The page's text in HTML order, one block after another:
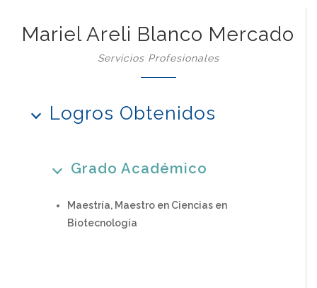
Mariel Areli Blanco Mercado
Servicios Profesionales
Logros Obtenidos
Grado Académico
Maestría, Maestro en Ciencias en
Biotecnología